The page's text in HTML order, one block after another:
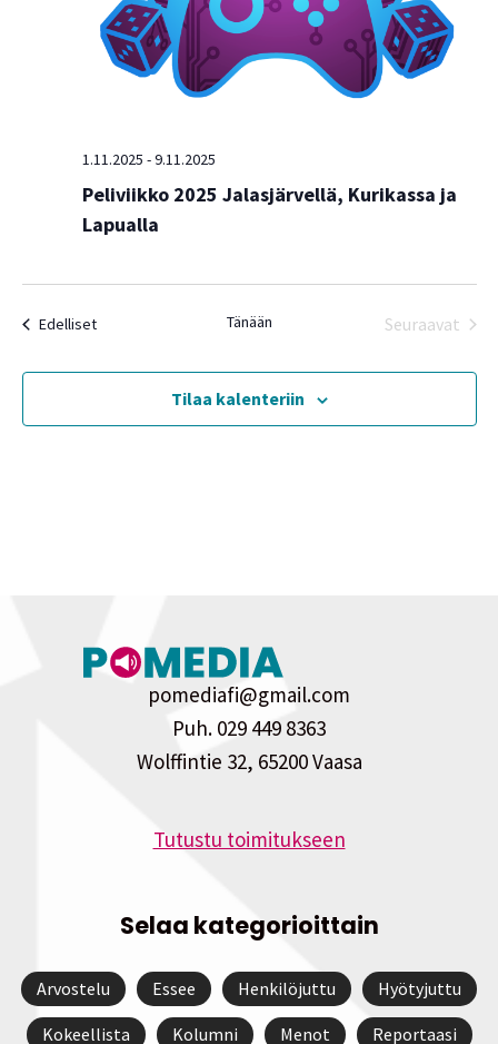
Peliviikko 2025 Jalasjärvellä, Kurikassa ja
Lapualla
1.11.2025 -9.11.2025
EdellisetTapahtumat Tänään
Seuraavat
Tilaa kalenteriin
pomediafi@gmail.com
Puh. 029 449 8363
Wolffintie 32, 65200 Vaasa
Tutustu toimitukseen
Selaa kategorioittain
Arvostelu Essee Henkilöjuttu Hyötyjuttu
Kokeellista Kolumni Menot Reportaasi